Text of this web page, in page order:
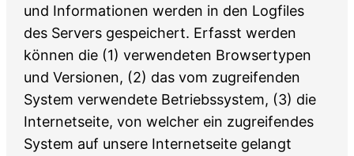
und Informationen werden in den Logfiles
des Servers gespeichert. Erfasst werden
können die (1) verwendeten Browsertypen
und Versionen, (2) das vom zugreifenden
System verwendete Betriebssystem, (3) die
Internetseite, von welcher ein zugreifendes
System auf unsere Internetseite gelangt